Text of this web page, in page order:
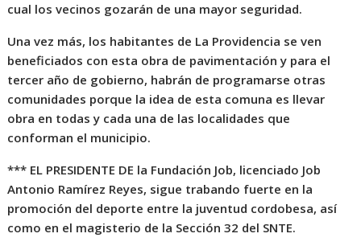
cual los vecinos gozarán de una mayor seguridad.
Una vez más, los habitantes de La Providencia se ven
beneficiados con esta obra de pavimentación y para el
tercer año de gobierno, habrán de programarse otras
comunidades porque la idea de esta comuna es llevar
obra en todas y cada una de las localidades que
conforman el municipio.
*** EL PRESIDENTE DE la Fundación Job, licenciado Job
Antonio Ramírez Reyes, sigue trabando fuerte en la
promoción del deporte entre la juventud cordobesa, así
como en el magisterio de la Sección 32 del SNTE.